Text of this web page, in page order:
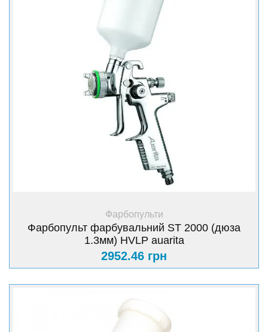
+ Купити
Фарбопульти
Фарбопульт фарбувальний ST 2000 (дюза
1.3мм) HVLP auarita
2952.46 грн